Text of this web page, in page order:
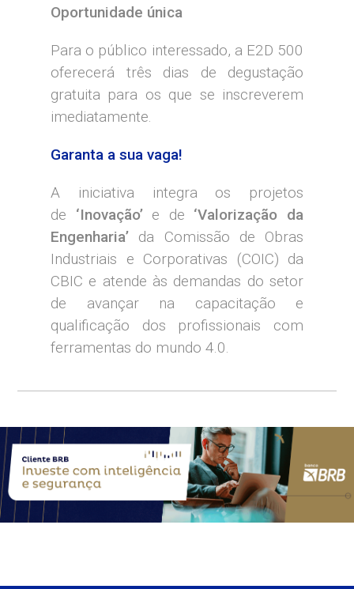
Oportunidade única
Para o público interessado, a E2D 500
oferecerá três dias de degustação
gratuita para os que se inscreverem
imediatamente.
Garanta a sua vaga!
A iniciativa integra os projetos
de ‘Inovação’e de ‘Valorização da
Engenharia’ da Comissão de Obras
Industriais e Corporativas (COIC) da
CBIC e atende às demandas do setor
de avançar na capacitação e
qualificação dos profissionais com
ferramentas do mundo 4.0.